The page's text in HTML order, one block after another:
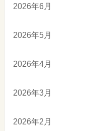
2026年6月
2026年5月
2026年4月
2026年3月
2026年2月